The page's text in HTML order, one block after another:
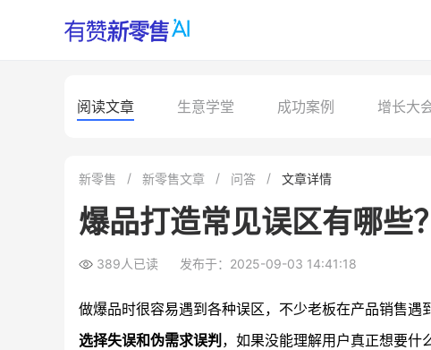
阅读文章 生意学堂 成功案例 增长大
新零售 新零售文章 问答 文章详情
爆品打造常见误区有哪些
389人已读 发布于：2025-09-03 14:41:18
做爆品时很容易遇到各种误区，不少老板在产品销售遇
选择失误和伪需求误判 ，如果没能理解用户真正想要什